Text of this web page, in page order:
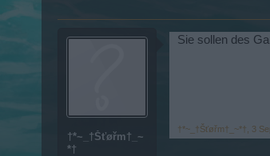
†*~_†Šťøřm†_~
*†
Sie sollen des
†*~_†Šťøřm†_~*† 3